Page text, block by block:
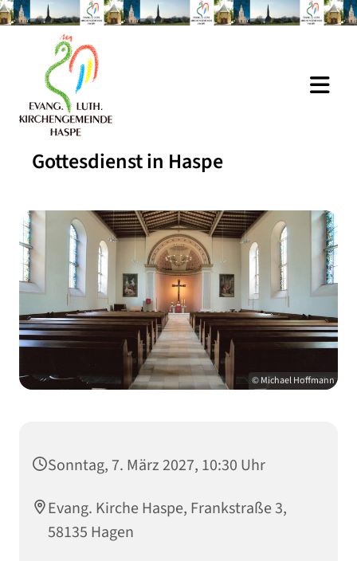
Gottesdienst in Haspe
© Michael Hoffmann
Sonntag, 7. März 2027, 10:30 Uhr
Evang. Kirche Haspe, Frankstraße 3,
58135 Hagen